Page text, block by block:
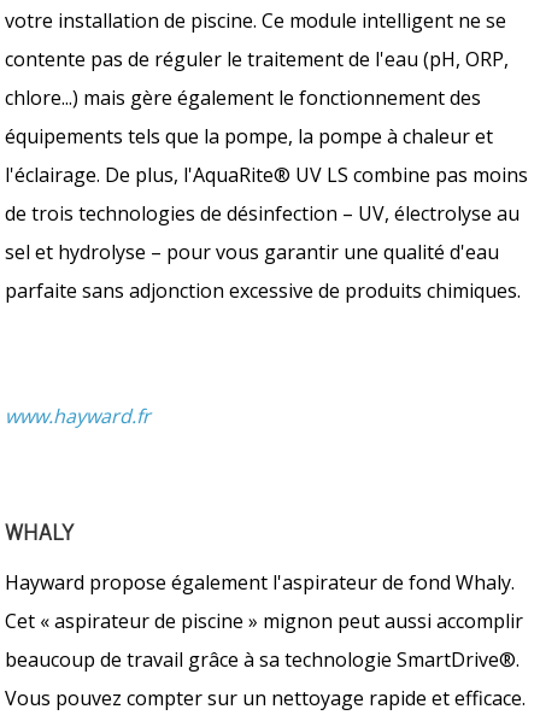
votre installation de piscine. Ce module intelligent ne se
contente pas de réguler le traitement de l'eau (pH, ORP,
chlore...) mais gère également le fonctionnement des
équipements tels que la pompe, la pompe à chaleur et
l'éclairage. De plus, l'AquaRite® UV LS combine pas moins
de trois technologies de désinfection – UV, électrolyse au
sel et hydrolyse – pour vous garantir une qualité d'eau
parfaite sans adjonction excessive de produits chimiques.
www.hayward.fr
WHALY
Hayward propose également l'aspirateur de fond Whaly.
Cet « aspirateur de piscine » mignon peut aussi accomplir
beaucoup de travail grâce à sa technologie SmartDrive®.
Vous pouvez compter sur un nettoyage rapide et efficace.